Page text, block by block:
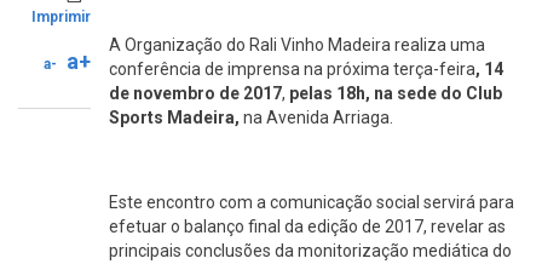
Imprimir
a- a+
A Organização do Rali Vinho Madeira realiza uma
conferência de imprensa na próxima terça-feira, 14
de novembro de 2017, pelas 18h, na sede do Club
Sports Madeira, na Avenida Arriaga.
Este encontro com a comunicação social servirá para
efetuar o balanço final da edição de 2017, revelar as
principais conclusões da monitorização mediática do